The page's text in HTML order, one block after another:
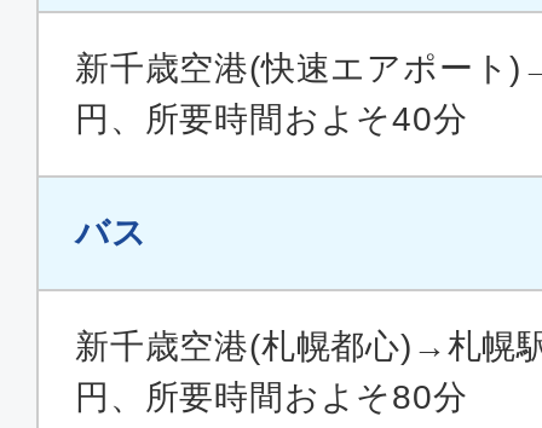
MM565 10:45
普通席
東京(成田)
札幌(
新千歳空港(快速エアポート
円、所要時間およそ40分
バス
新千歳空港(札幌都心)→札幌
円、所要時間およそ80分